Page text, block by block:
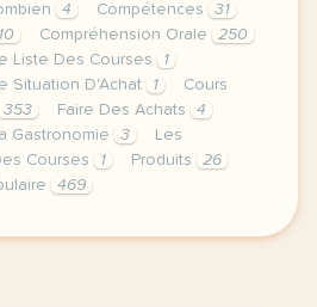
4 Compétences
31
10 Compréhension Orale
250
Liste Des Courses
1
Situation D'Achat
1
Cours
353 Faire Des Achats
4
Gastronomie 3
Les
Courses 1 Produits
26
469
de cours avec la